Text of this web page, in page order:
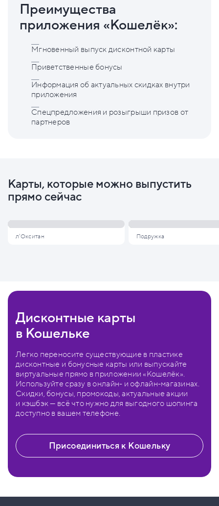
Преимущества
приложения «Кошелёк»:
Мгновенный выпуск дисконтной карты
Приветственные бонусы
Информация об актуальных скидках внутри
приложения
Спецпредложения и розыгрыши призов от
партнеров
Карты, которые можно выпустить
прямо сейчас
л'Окситан Подружка
Дисконтные карты
в Кошельке
Легко переносите существующие в пластике
дисконтные и бонусные карты или выпускайте
виртуальные прямо в приложении «Кошелёк».
Используйте сразу в онлайн- и офлайн-магазинах.
Скидки, бонусы, промокоды, актуальные акции
и кэшбэк — всё что нужно для выгодного шопинга
доступно в вашем телефоне.
Присоединиться к Кошельку